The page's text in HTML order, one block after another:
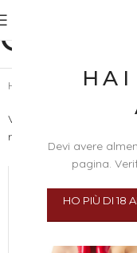
Devi avere
pagina.
HO PIÙ DI 18
Home Abbigliamento &
Visualizzazione di 2
risultati